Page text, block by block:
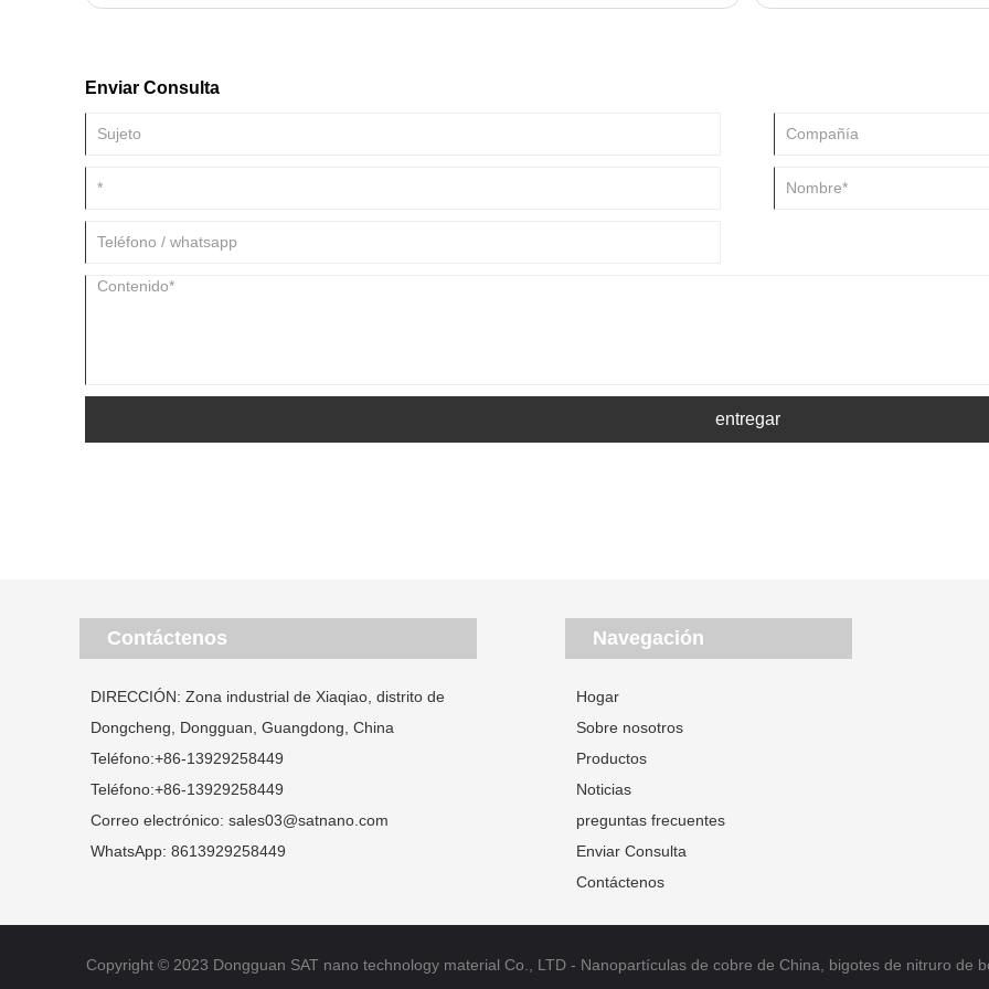
Enviar Consulta
entregar
Contáctenos
DIRECCIÓN: Zona industrial de Xiaqiao, distrito de
Dongcheng, Dongguan, Guangdong, China
Teléfono:+86-13929258449
Teléfono:+86-13929258449
Correo electrónico: sales03@satnano.com
WhatsApp: 8613929258449
Navegación
Hogar
Sobre nosotros
Productos
Noticias
preguntas frecuentes
Enviar Consulta
Contáctenos
Copyright © 2023 Dongguan SAT nano technology material Co., LTD - Nanopartículas de cobre de China, bigotes de nitruro de